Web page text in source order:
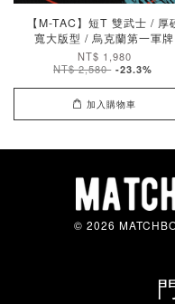
【M-TAC】短T 雙武士 / 厚
寬大版型 / 烏克蘭第一軍牌
NT$ 1,980
NT$ 2,580 -23.3%
加入購物車
© 2026